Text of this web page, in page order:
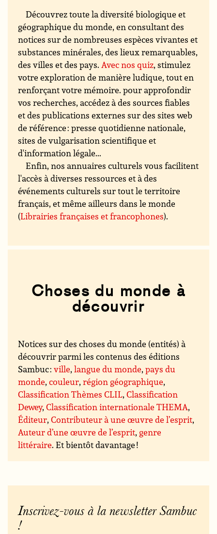
Découvrez toute la diversité biologique et
géographique du monde, en consultant des
notices sur de nombreuses espèces vivantes et
substances minérales, des lieux remarquables,
des villes et des pays.Avec nos quiz, stimulez
votre exploration de manière ludique, tout en
renforçant votre mémoire. pour approfondir
vos recherches, accédez à des sources fiables
et des publications externes sur des sites web
de référence : presse quotidienne nationale,
sites de vulgarisation scientifique et
d'information légale...
Enfin, nos annuaires culturels vous facilitent
l'accès à diverses ressources et à des
événements culturels sur tout le territoire
français, et même ailleurs dans le monde
(Librairies françaises et francophones).
Choses du monde à
découvrir
Notices sur des choses du monde (entités) à
découvrir parmi les contenus des éditions
Sambuc :ville,langue du monde,pays du
monde,couleur,région géographique,
Classification Thèmes CLIL,Classification
Dewey,Classification internationale THEMA,
Éditeur,Contributeur à une œuvre de l’esprit,
Auteur d’une œuvre de l’esprit, genre
littéraire. Et bientôt davantage !
Inscrivez-vous à la newsletter Sambuc
!